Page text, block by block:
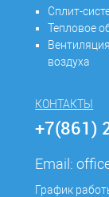
Сплит-
Тепловое
воздуха
КОНТАКТЫ
+7(861)
Email:
График